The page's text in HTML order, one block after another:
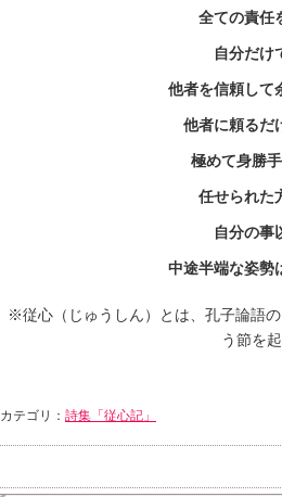
全ての責任
自分だけ
他者を信頼して
他者に頼るだ
極めて身勝
任せられた
自分の事
中途半端な姿勢
※従心（じゅうしん）とは、孔子論語
う節を
カテゴリ： 詩集「従心記」